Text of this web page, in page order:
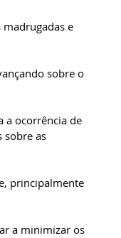
e
sobre o
a ocorrência de
sobre as
principalmente
a minimizar os